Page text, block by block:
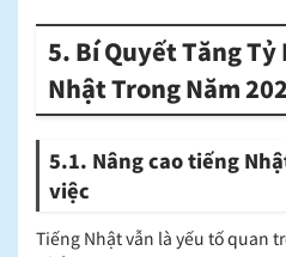
5. Bí Quyết Tăng Tỷ
Nhật Trong Năm
5.1. Nâng cao tiếng
việc
Tiếng Nhật vẫn là yếu tố quan